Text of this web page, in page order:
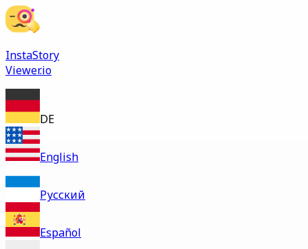
InstaStory
Viewer.io
DE
English
Русский
Español